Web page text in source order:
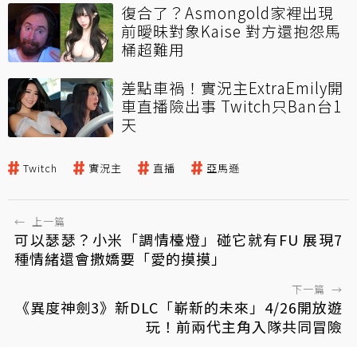
復合了？Asmongold家裡出現
前曖昧對象Kaise 對方還抱怨馬
桶超難用
差點車禍！實況主ExtraEmily開
車直播險出事 Twitch只Ban台1
天
Twitch 實況主 直播 亞馬遜
← 上一篇
可以瑟瑟？小米「調情檯燈」碰它就有FU 展現7
種情緒還會撒嬌要「愛的摸摸」
下一篇 →
《異度神劍3》新DLC「嶄新的未來」4/26開放遊
玩！前兩代主角入隊共同冒險